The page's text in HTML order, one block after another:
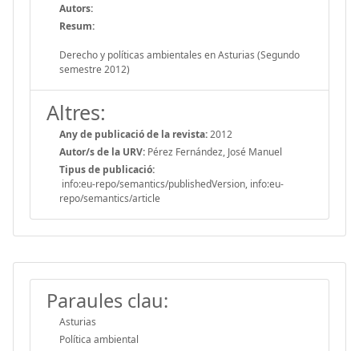
Autors:
Resum:
Derecho y políticas ambientales en Asturias (Segundo
semestre 2012)
Altres:
Any de publicació de la revista:2012
Autor/s de la URV: Pérez Fernández, José Manuel
Tipus de publicació:
info:eu-repo/semantics/publishedVersion, info:eu-
repo/semantics/article
Paraules clau:
Asturias
Política ambiental